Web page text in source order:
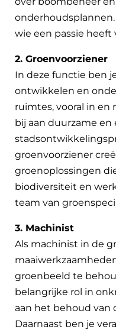
wie een passie
2. Groenvoorziener
In deze functie ben
ontwikkelen en
ruimtes, vooral in en
bij aan duurzame en
groenvoorziener
groenoplossingen
biodiversiteit en
team van
3. Machinist
Als machinist in de
groenbeeld te
belangrijke rol in
aan het behoud van
Daarnaast ben je